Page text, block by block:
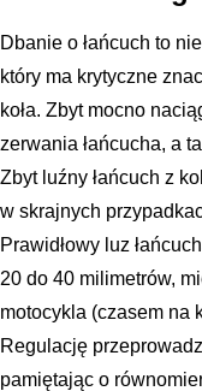
Dbanie o łańcuch to
który ma krytyczne
koła. Zbyt mocno
zerwania łańcucha, a
Zbyt luźny łańcuch z
w skrajnych
Prawidłowy luz
20 do 40 milimetrów,
motocykla (czasem na
Regulację
pamiętając o